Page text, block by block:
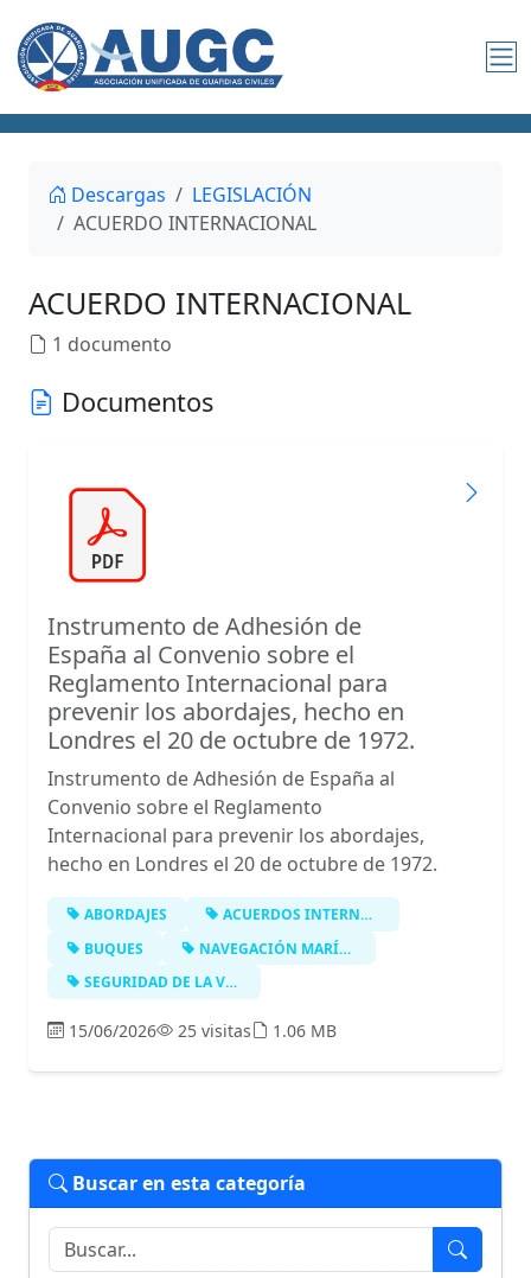
Descargas
LEGISLACIÓN
ACUERDO INTERNACIONAL
ACUERDO INTERNACIONAL
1 documento
Documentos
Instrumento de Adhesión de
España al Convenio sobre el
Reglamento Internacional para
prevenir los abordajes, hecho en
Londres el 20 de octubre de 1972.
Instrumento de Adhesión de España al
Convenio sobre el Reglamento
Internacional para prevenir los abordajes,
hecho en Londres el 20 de octubre de 1972.
ABORDAJES
ACUERDOS INTERNACIONALES
BUQUES
NAVEGACIÓN MARÍTIMA
SEGURIDAD DE LA VIDA HUMANA EN EL M…
15/06/2026 25 visitas 1.06 MB
Buscar en esta categoría